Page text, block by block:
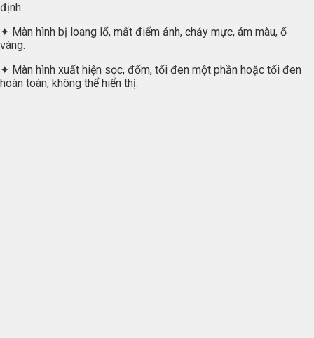
định.
✦ Màn hình bị loang lổ, mất điểm ảnh, chảy mực, ám màu, ố
vàng.
✦ Màn hình xuất hiện sọc, đốm, tối đen một phần hoặc tối đen
hoàn toàn, không thể hiển thị.